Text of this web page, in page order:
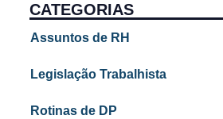
CATEGORIAS
Assuntos de RH
Legislação Trabalhista
Rotinas de DP